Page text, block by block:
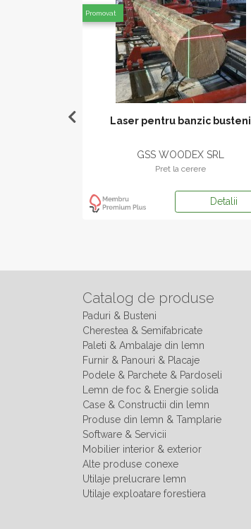
Laser pentru banzic busteni
GSS WOODEX SRL
Pret la cerere
Detalii
Promovat
Catalog de produse
Paduri & Busteni
Cherestea & Semifabricate
Paleti & Ambalaje din lemn
Furnir & Panouri & Placaje
Podele & Parchete & Pardoseli
Lemn de foc & Energie solida
Case & Constructii din lemn
Produse din lemn & Tamplarie
Software & Servicii
Mobilier interior & exterior
Alte produse conexe
Utilaje prelucrare lemn
Utilaje exploatare forestiera